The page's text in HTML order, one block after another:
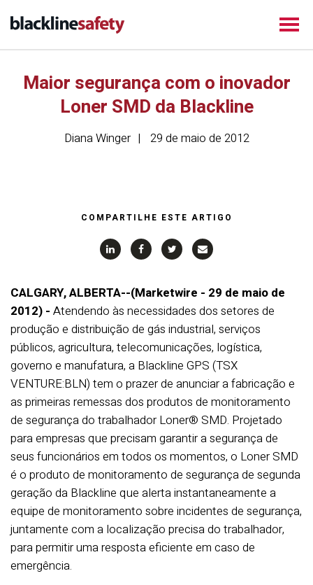
Maior segurança com o inovador
Loner SMD da Blackline
Diana Winger 29 de maio de 2012
COMPARTILHE ESTE ARTIGO
CALGARY, ALBERTA--(Marketwire - 29 de maio de
2012) - Atendendo às necessidades dos setores de
produção e distribuição de gás industrial, serviços
públicos, agricultura, telecomunicações, logística,
governo e manufatura, a Blackline GPS (TSX
VENTURE:BLN) tem o prazer de anunciar a fabricação e
as primeiras remessas dos produtos de monitoramento
de segurança do trabalhador Loner® SMD. Projetado
para empresas que precisam garantir a segurança de
seus funcionários em todos os momentos, o Loner SMD
é o produto de monitoramento de segurança de segunda
geração da Blackline que alerta instantaneamente a
equipe de monitoramento sobre incidentes de segurança,
juntamente com a localização precisa do trabalhador,
para permitir uma resposta eficiente em caso de
emergência.